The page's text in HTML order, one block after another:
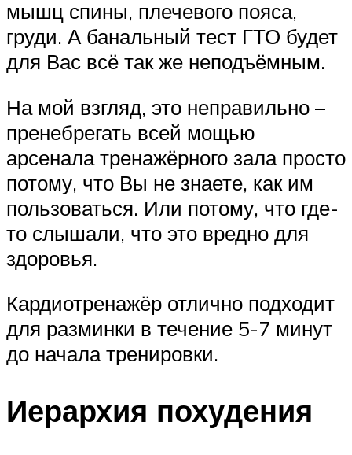
мышц спины, плечевого пояса,
груди. А банальный тест ГТО будет
для Вас всё так же неподъёмным.
На мой взгляд, это неправильно –
пренебрегать всей мощью
арсенала тренажёрного зала просто
потому, что Вы не знаете, как им
пользоваться. Или потому, что где-
то слышали, что это вредно для
здоровья.
Кардиотренажёр отлично подходит
для разминки в течение 5-7 минут
до начала тренировки.
Иерархия похудения